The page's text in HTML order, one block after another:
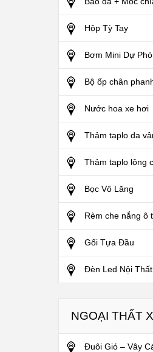
Hộp Tỳ Tay
Bơm Mini Dự
Bộ ốp chân
Nước hoa xe hơi
Thảm taplo da
Thảm taplo lông
Bọc Vô Lăng
Rèm che nắng ô
Gối Tựa Đầu
Đèn Led Nội Thất
NGOẠI THẤT
Đuôi Gió – Vây